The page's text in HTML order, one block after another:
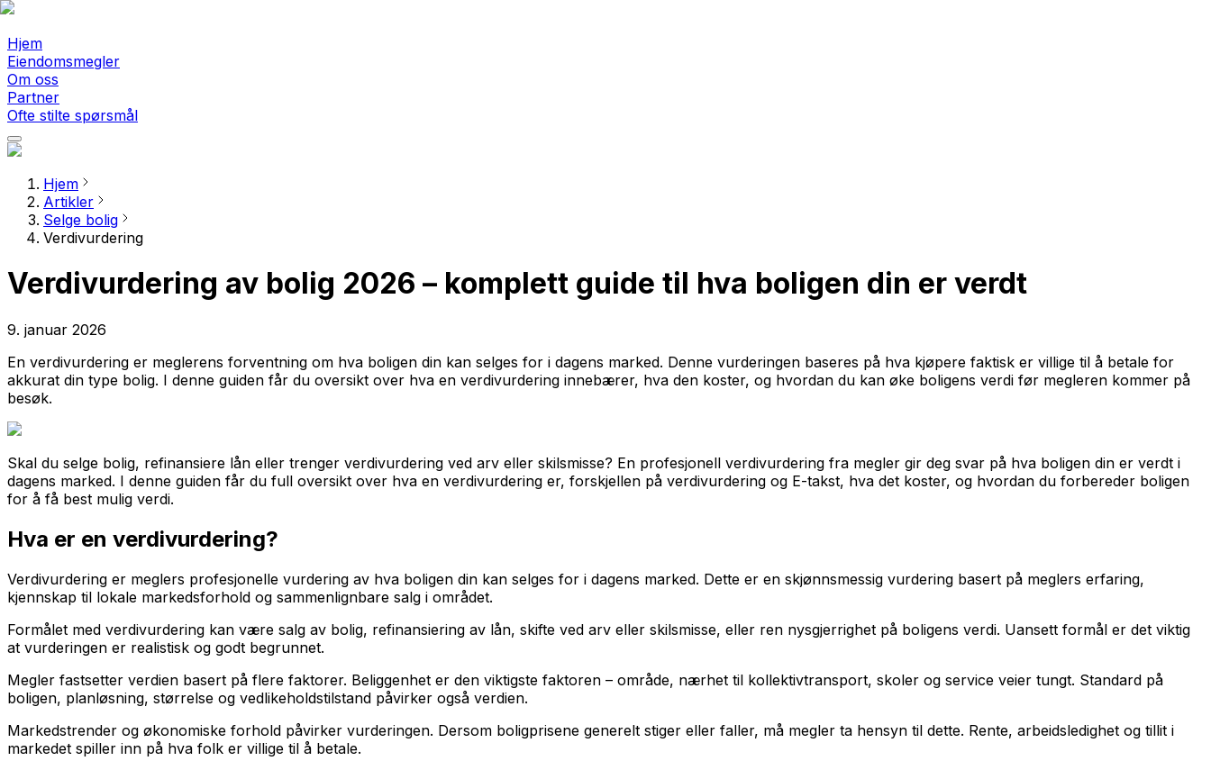
Hjem
Eiendomsmegler
Om oss
Partner
Ofte stilte spørsmål
Hjem
Artikler
Selge bolig
Verdivurdering
Verdivurdering av bolig 2026 – komplett guide til hva boligen din er verdt
9. januar 2026
En verdivurdering er meglerens forventning om hva boligen din kan selges for i dagens marked. Denne vurderingen baseres på hva kjøpere faktisk er villige til å betale for
akkurat din type bolig. I denne guiden får du oversikt over hva en verdivurdering innebærer, hva den koster, og hvordan du kan øke boligens verdi før megleren kommer på
besøk.
Skal du selge bolig, refinansiere lån eller trenger verdivurdering ved arv eller skilsmisse? En profesjonell verdivurdering fra megler gir deg svar på hva boligen din er verdt i
dagens marked. I denne guiden får du full oversikt over hva en verdivurdering er, forskjellen på verdivurdering og E-takst, hva det koster, og hvordan du forbereder boligen
for å få best mulig verdi.
Hva er en verdivurdering?
Verdivurdering er meglers profesjonelle vurdering av hva boligen din kan selges for i dagens marked. Dette er en skjønnsmessig vurdering basert på meglers erfaring,
kjennskap til lokale markedsforhold og sammenlignbare salg i området.
Formålet med verdivurdering kan være salg av bolig, refinansiering av lån, skifte ved arv eller skilsmisse, eller ren nysgjerrighet på boligens verdi. Uansett formål er det viktig
at vurderingen er realistisk og godt begrunnet.
Megler fastsetter verdien basert på flere faktorer. Beliggenhet er den viktigste faktoren – område, nærhet til kollektivtransport, skoler og service veier tungt. Standard på
boligen, planløsning, størrelse og vedlikeholdstilstand påvirker også verdien.
Markedstrender og økonomiske forhold påvirker vurderingen. Dersom boligprisene generelt stiger eller faller, må megler ta hensyn til dette. Rente, arbeidsledighet og tillit i
markedet spiller inn på hva folk er villige til å betale.